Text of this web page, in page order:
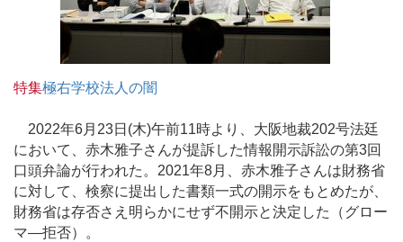
特集極右学校法人の闇
2022年6月23日(木)午前11時より、大阪地裁202号法廷
において、赤木雅子さんが提訴した情報開示訴訟の第3回
口頭弁論が行われた。2021年8月、赤木雅子さんは財務省
に対して、検察に提出した書類一式の開示をもとめたが、
財務省は存否さえ明らかにせず不開示と決定した（グロー
マ―拒否）。